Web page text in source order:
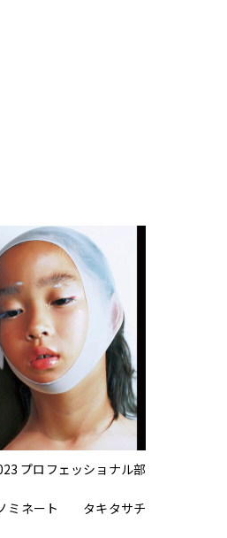
プロフェッショナル部
ノミネート タキタサチ